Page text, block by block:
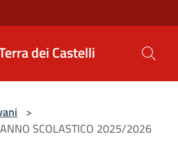
dei Castelli
>
SCOLASTICO 2025/2026